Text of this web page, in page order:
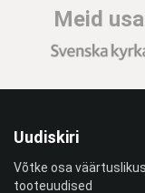
Meid
Uudiskiri
Võtke osa
tooteuudised